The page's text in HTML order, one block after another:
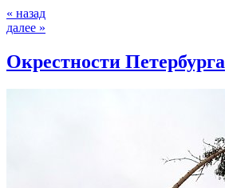
« назад
далее »
Окрестности Петербурга